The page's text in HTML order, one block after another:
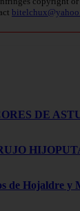
DE
de Hojaldre y